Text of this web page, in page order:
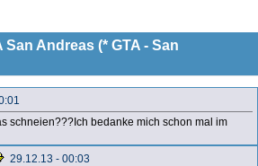
San Andreas (* GTA - San
schneien???Ich bedanke mich schon mal im
29.12.13 - 00:03